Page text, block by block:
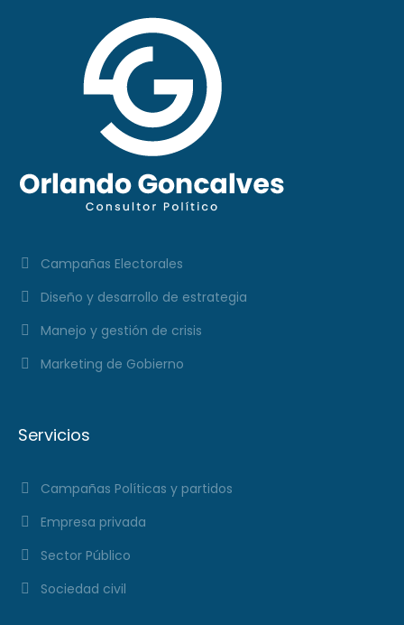
Campañas Electorales
Diseño y desarrollo de estrategia
Manejo y gestión de crisis
Marketing de Gobierno
Servicios
Campañas Políticas y partidos
Empresa privada
Sector Público
Sociedad civil